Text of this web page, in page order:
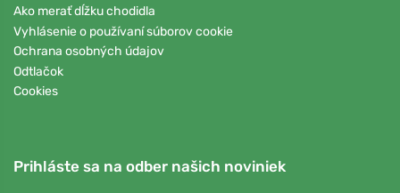
Ako merať dĺžku chodidla
Vyhlásenie o používaní súborov cookie
Ochrana osobných údajov
Odtlačok
Cookies
Prihláste sa na odber našich noviniek